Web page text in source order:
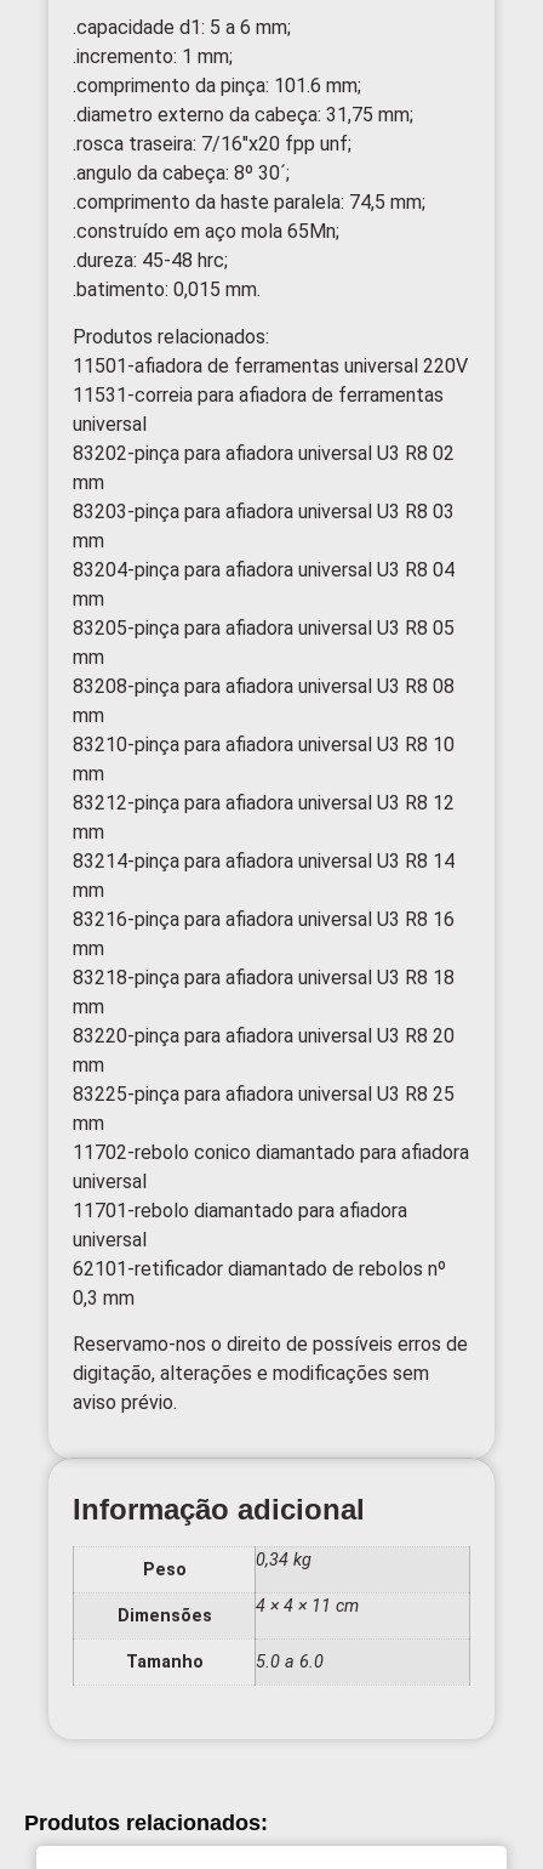
.capacidade d1: 5 a 6 mm;
.incremento: 1 mm;
.comprimento da pinça: 101.6 mm;
.diametro externo da cabeça: 31,75 mm;
.rosca traseira: 7/16″x20 fpp unf;
.angulo da cabeça: 8º 30´;
.comprimento da haste paralela: 74,5 mm;
.construído em aço mola 65Mn;
.dureza: 45-48 hrc;
.batimento: 0,015 mm.
Produtos relacionados:
11501-afiadora de ferramentas universal 220V
11531-correia para afiadora de ferramentas
universal
83202-pinça para afiadora universal U3 R8 02
mm
83203-pinça para afiadora universal U3 R8 03
mm
83204-pinça para afiadora universal U3 R8 04
mm
83205-pinça para afiadora universal U3 R8 05
mm
83208-pinça para afiadora universal U3 R8 08
mm
83210-pinça para afiadora universal U3 R8 10
mm
83212-pinça para afiadora universal U3 R8 12
mm
83214-pinça para afiadora universal U3 R8 14
mm
83216-pinça para afiadora universal U3 R8 16
mm
83218-pinça para afiadora universal U3 R8 18
mm
83220-pinça para afiadora universal U3 R8 20
mm
83225-pinça para afiadora universal U3 R8 25
mm
11702-rebolo conico diamantado para afiadora
universal
11701-rebolo diamantado para afiadora
universal
62101-retificador diamantado de rebolos nº
0,3 mm
Reservamo-nos o direito de possíveis erros de
digitação, alterações e modificações sem
aviso prévio.
Informação adicional
Peso 0,34 kg
Dimensões 4 × 4 × 11 cm
Tamanho 5.0 a 6.0
Produtos relacionados: